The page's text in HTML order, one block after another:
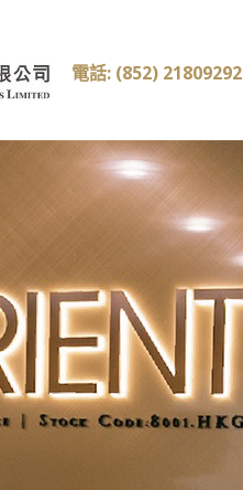
電話: (852) 21809292